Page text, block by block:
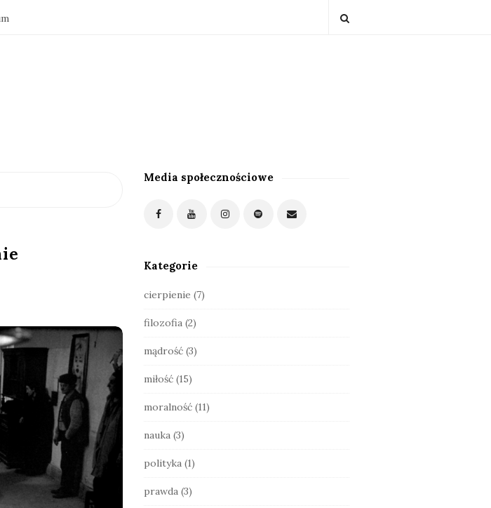
S
d
a
Media społecznościowe
Kategorie
cierpienie (7)
filozofia(2)
mądrość(3)
miłość(15)
moralność(11)
nauka(3)
polityka(1)
prawda(3)